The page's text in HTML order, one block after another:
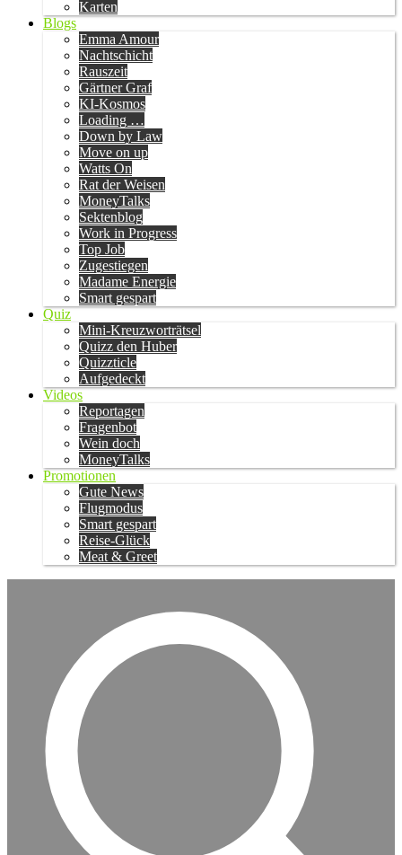
Karten
Blogs
Emma Amour
Nachtschicht
Rauszeit
Gärtner Graf
KI-Kosmos
Loading …
Down by Law
Move on up
Watts On
Rat der Weisen
MoneyTalks
Sektenblog
Work in Progress
Top Job
Zugestiegen
Madame Energie
Smart gespart
Quiz
Mini-Kreuzworträtsel
Quizz den Huber
Quizzticle
Aufgedeckt
Videos
Reportagen
Fragenbot
Wein doch
MoneyTalks
Promotionen
Gute News
Flugmodus
Smart gespart
Reise-Glück
Meat & Greet